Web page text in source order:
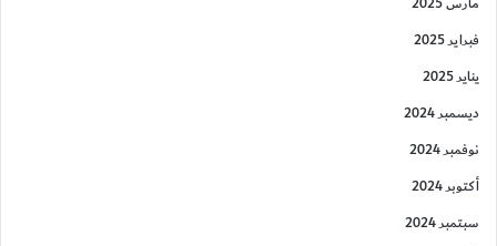
فبراير 2025
يناير 2025
ديسمبر 2024
نوفمبر 2024
أكتوبر 2024
سبتمبر 2024